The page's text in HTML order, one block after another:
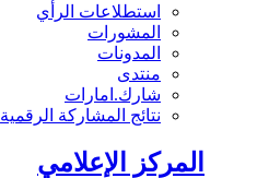
استطلاعات الرأي
المشورات
المدونات
منتدى
شارك.امارات
نتائج المشاركة الرقمية
المركز الإعلامي